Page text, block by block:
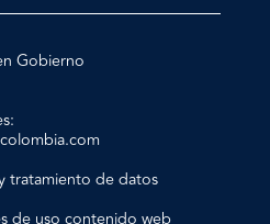
Gobierno
tratamiento de datos
de uso contenido web